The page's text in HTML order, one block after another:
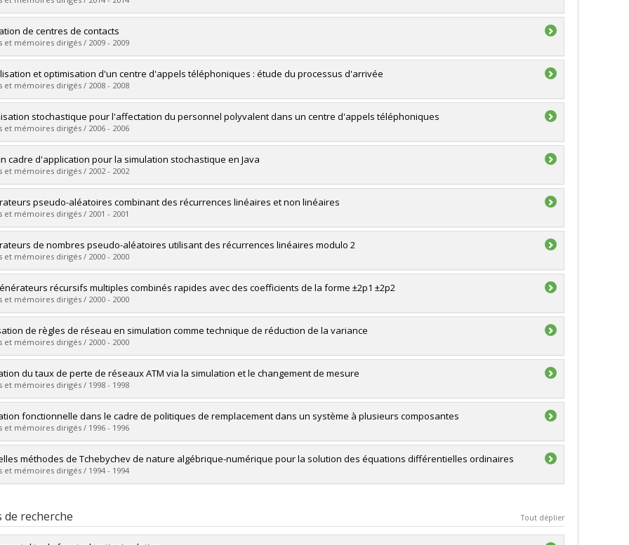
obtenu :M. Sc.
le document dans Papyrus
:Chan, Wyean
Doctorat
obtenu :Ph. D.
le document dans Papyrus
de centres de contacts
et mémoires dirigés / 2009 - 2009
: Buist, Éric
Doctorat
obtenu :Ph. D.
le document dans Papyrus
et optimisation d'un centre d'appels téléphoniques : étude du processus d'arrivée
et mémoires dirigés / 2008 - 2008
: Channouf, Nabil
Doctorat
obtenu :Ph. D.
le document dans Papyrus
stochastique pour l'affectation du personnel polyvalent dans un centre d'appels téléphoniques
et mémoires dirigés / 2006 - 2006
:Chan, Wyean
Maîtrise
obtenu :M. Sc.
le document dans Papyrus
cadre d'application pour la simulation stochastique en Java
et mémoires dirigés / 2002 - 2002
: Meliani, Lakhdar
Maîtrise
obtenu :M. Sc.
le document dans Papyrus
pseudo-aléatoires combinant des récurrences linéaires et non linéaires
et mémoires dirigés / 2001 - 2001
: Granger-Piché, Jacinthe
Maîtrise
obtenu :M. Sc.
le document dans Papyrus
de nombres pseudo-aléatoires utilisant des récurrences linéaires modulo 2
et mémoires dirigés / 2000 - 2000
:Panneton, François
Maîtrise
obtenu :M. Sc.
le document dans Papyrus
récursifs multiples combinés rapides avec des coefficients de la forme ±2p1 ±2p2
et mémoires dirigés / 2000 - 2000
:Touzin, Renée
Maîtrise
obtenu :M. Sc.
le document dans Papyrus
de règles de réseau en simulation comme technique de réduction de la variance
et mémoires dirigés / 2000 - 2000
:Lemieux, Christiane
Doctorat
obtenu :Ph. D.
le document dans Papyrus
du taux de perte de réseaux ATM via la simulation et le changement de mesure
et mémoires dirigés / 1998 - 1998
:Champoux, Yanick
Maîtrise
obtenu :M. Sc.
le document dans Papyrus
fonctionnelle dans le cadre de politiques de remplacement dans un système à plusieurs composantes
et mémoires dirigés / 1996 - 1996
:Martin, Benoit
Maîtrise
obtenu :M. Sc.
méthodes de Tchebychev de nature algébrique-numérique pour la solution des équations différentielles ordinaires
et mémoires dirigés / 1994 - 1994
Maîtrise
obtenu :M. Sc.
le document dans Papyrus
de recherche Tout déplier